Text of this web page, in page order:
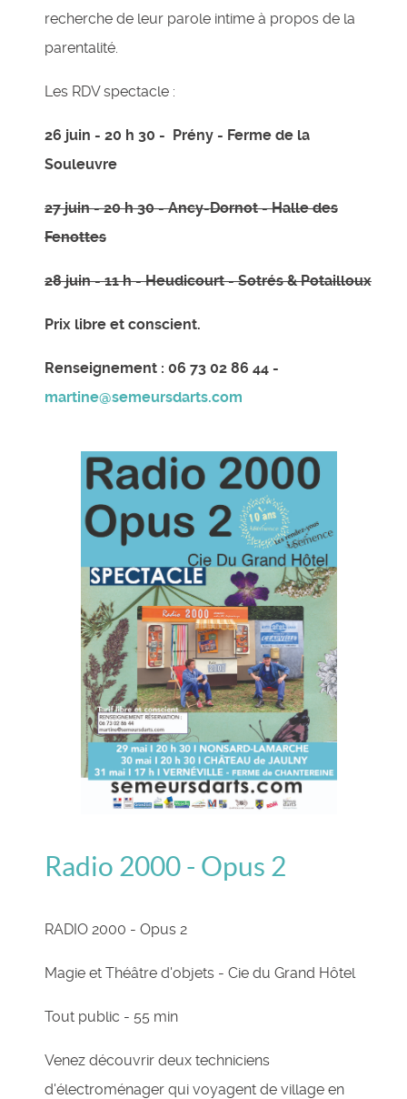
recherche de leur parole intime à propos de la
parentalité.
Les RDV spectacle :
26 juin - 20 h 30 - Prény - Ferme de la
Souleuvre
27 juin - 20 h 30 - Ancy-Dornot - Halle des
Fenottes
28 juin - 11 h - Heudicourt - Sotrés & Potailloux
Prix libre et conscient.
Renseignement : 06 73 02 86 44 -
martine@semeursdarts.com
Radio 2000 - Opus 2
RADIO 2000 - Opus 2
Magie et Théâtre d'objets - Cie du Grand Hôtel
Tout public - 55 min
Venez découvrir deux techniciens
d'électroménager qui voyagent de village en